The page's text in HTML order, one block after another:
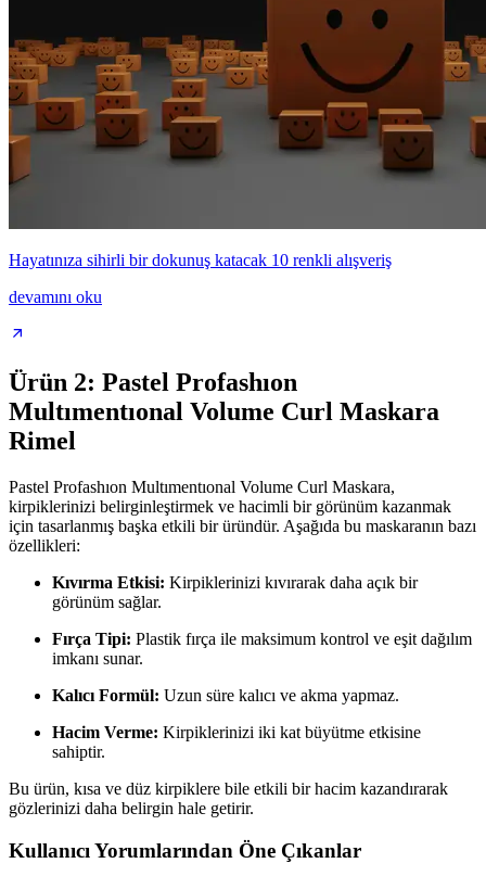
Hayatınıza sihirli bir dokunuş katacak 10 renkli alışveriş
devamını oku
Ürün 2: Pastel Profashıon
Multımentıonal Volume Curl Maskara
Rimel
Pastel Profashıon Multımentıonal Volume Curl Maskara,
kirpiklerinizi belirginleştirmek ve hacimli bir görünüm kazanmak
için tasarlanmış başka etkili bir üründür. Aşağıda bu maskaranın bazı
özellikleri:
Kıvırma Etkisi: Kirpiklerinizi kıvırarak daha açık bir
görünüm sağlar.
Fırça Tipi: Plastik fırça ile maksimum kontrol ve eşit dağılım
imkanı sunar.
Kalıcı Formül: Uzun süre kalıcı ve akma yapmaz.
Hacim Verme: Kirpiklerinizi iki kat büyütme etkisine
sahiptir.
Bu ürün, kısa ve düz kirpiklere bile etkili bir hacim kazandırarak
gözlerinizi daha belirgin hale getirir.
Kullanıcı Yorumlarından Öne Çıkanlar